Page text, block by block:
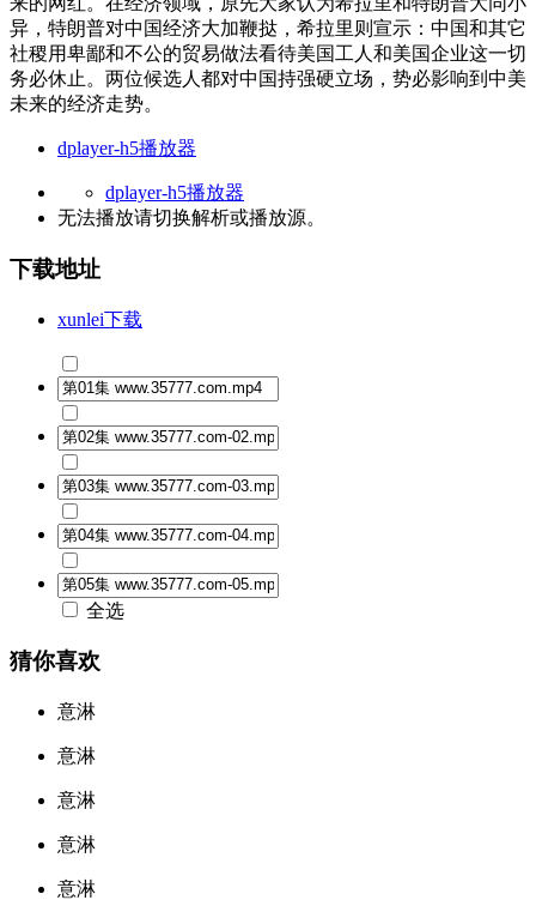
异，特朗普对中国经济大加鞭挞，希拉里则宣示：中国和其它
社稷用卑鄙和不公的贸易做法看待美国工人和美国企业这一切
务必休止。两位候选人都对中国持强硬立场，势必影响到中美
未来的经济走势。
dplayer-h5播放器
dplayer-h5播放器
无法播放请切换解析或播放源。
下载地址
xunlei下载
全选
猜你喜欢
意淋
意淋
意淋
意淋
意淋